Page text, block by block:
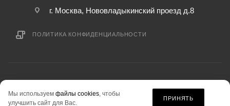
г. Москва, Нововладыкинский проезд д.8
ПОЛИТИКА КОНФИДЕНЦИАЛЬНОСТИ
информация на сайте «kromschroder-rus.ru» не является публичной офертой.
Мы используем файлы cookies, чтобы
улучшить сайт для Вас.
ПРИНЯТЬ